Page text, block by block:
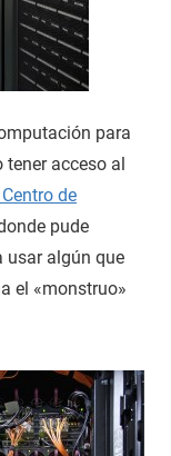
para
acceso al
de
pude
usar algún que
el «monstruo»